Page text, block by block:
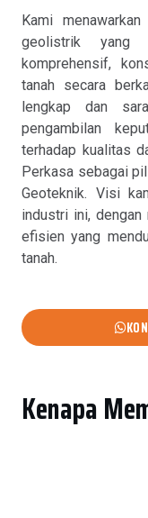
Kami
geolistrik yang
komprehensif,
tanah secara
lengkap dan
pengambilan
terhadap kualitas
Perkasa sebagai
Geoteknik. Visi
industri ini,
efisien yang
tanah.
Kenapa